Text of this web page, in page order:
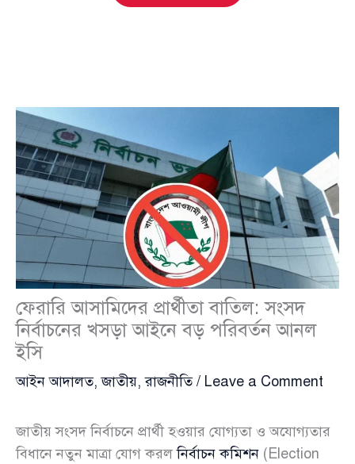
ফেরারি আসামিদের প্রার্থীতা বাতিল: সংসদ
নির্বাচনের খসড়া আইনে বড় পরিবর্তন আনল
ইসি
আইন আদালত,জাতীয়,রাজনীতি/ Leave a Comment
জাতীয় সংসদ নির্বাচনে প্রার্থী হওয়ার যোগ্যতা ও অযোগ্যতার
বিধানে নতুন মাত্রা যোগ করলনির্বাচন কমিশন (Election